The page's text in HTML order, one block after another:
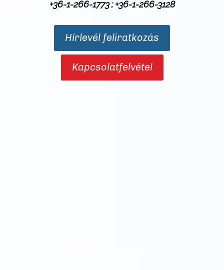
+36-1-266-1773;+36-1-266-3128
Hírlevél feliratkozás
Kapcsolatfelvétel